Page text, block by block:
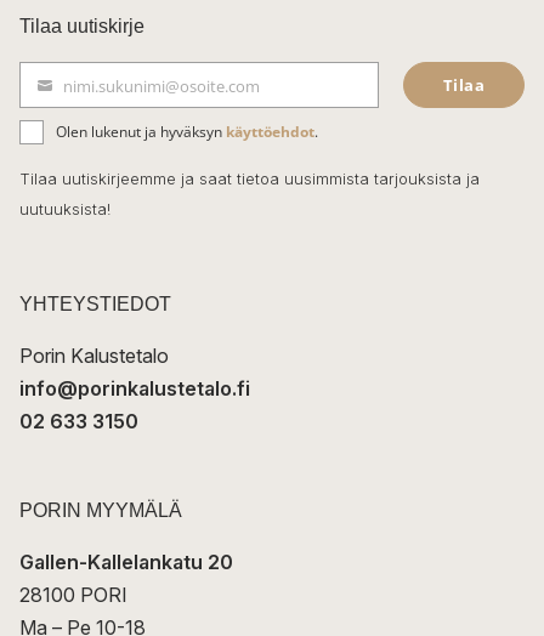
c
e
b
o
o
k
Tilaa uutiskirje
ä
h
k
t
nimi.sukunimi@osoite.com Tilaa
Olen lukenut ja hyväksyn käyttöehdot.
Tilaa uutiskirjeemme ja saat tietoa uusimmista tarjouksista ja
uutuuksista!
YHTEYSTIEDOT
Porin Kalustetalo
info@porinkalustetalo.fi
02 633 3150
PORIN MYYMÄLÄ
Gallen-Kallelankatu 20
28100 PORI
Ma – Pe 10-18